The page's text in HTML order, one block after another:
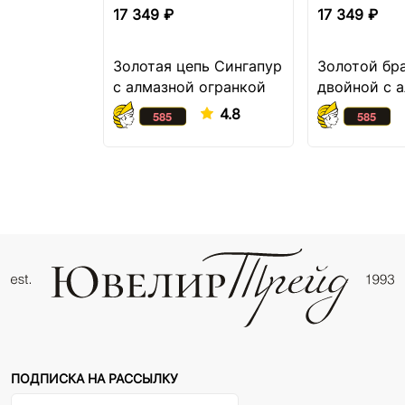
17 349 ₽
Золотая цепь Сингапур
с алмазной огранкой
4.8
17 349 ₽
Золотой
двойной с
огранкой
ПОДПИСКА НА РАССЫЛКУ